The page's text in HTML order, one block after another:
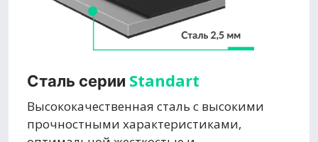
Сталь серии Standart
Высококачественная сталь с высокими
прочностными характеристиками,